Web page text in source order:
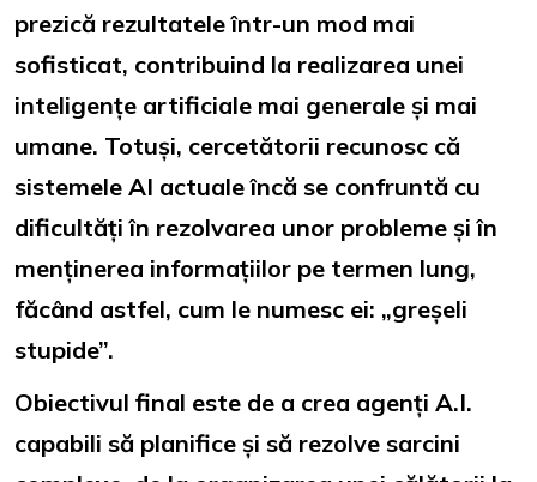
prezică rezultatele într-un mod mai
sofisticat, contribuind la realizarea unei
inteligențe artificiale mai generale și mai
umane. Totuși, cercetătorii recunosc că
sistemele AI actuale încă se confruntă cu
dificultăți în rezolvarea unor probleme și în
menținerea informațiilor pe termen lung,
făcând astfel, cum le numesc ei: „greșeli
stupide”.
Obiectivul final este de a crea agenți A.I.
capabili să planifice și să rezolve sarcini